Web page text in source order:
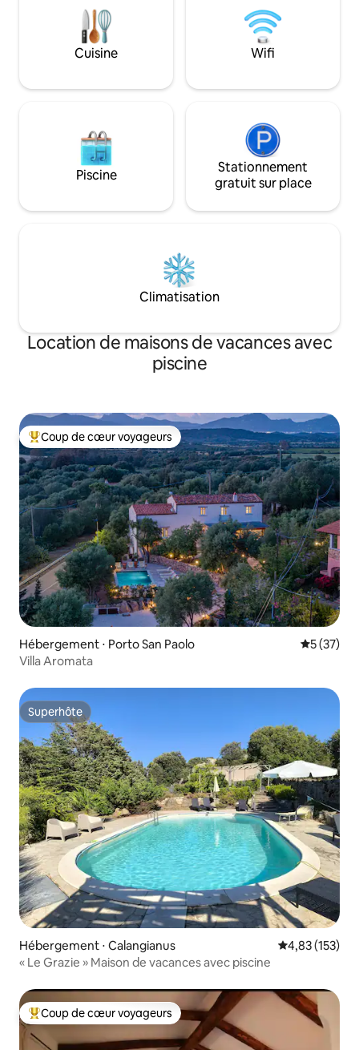
terrain de football gratuits, d'une aire de
jeux pour enfants et d'un centre de
services pour tous vos besoins.
de Marinella et la
Rotondo, à 10 km
Cuisine Wifi
Piscine
Stationnement
gratuit sur place
Climatisation
Location de maisons de vacances avec
piscine
Coups de cœur voyageurs les plus appréciés
Coup de cœur voyageurs
Hébergement ⋅ Porto San Paolo
5 (37)
Villa Aromata
Superhôte
Superhôte
Hébergement ⋅ Calangianus Évaluation
4,83 (153)
« Le Grazie » Maison de vacances avec piscine
Coups de cœur voyageurs les plus appréciés
Coup de cœur voyageurs